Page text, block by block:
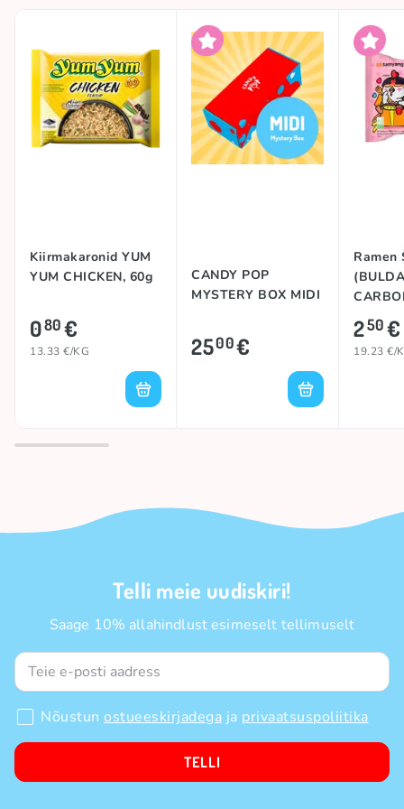
Kiirmakaronid YUM
YUM CHICKEN, 60g
080€
13.33 €/KG
CANDY POP
MYSTERY BOX MIDI
2500€
Ramen
250€
19.23 €/
Telli meie uudiskiri!
Saage 10% allahindlust esimeselt tellimuselt
Nõustun ostueeskirjadega ja privaatsuspoliitika
TELLI